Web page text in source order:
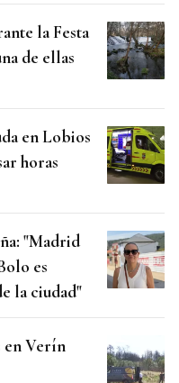
la Festa
de ellas
en Lobios
horas
"Madrid
es
la ciudad"
en Verín